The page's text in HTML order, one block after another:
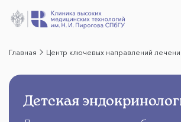
Главная Центр ключевых направлений
Детская